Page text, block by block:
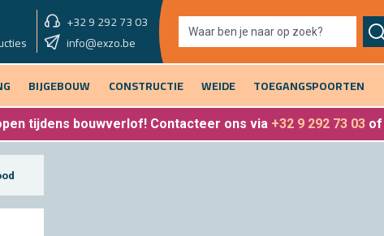
+32 9 292 73 03
showroom vandaag
info@exzo.be 9u - 12u30 & 13u30 - 17u
BIJGEBOUW CONSTRUCTIE WEIDE TOEGANGSPOORTEN
tijdens bouwverlof! Contacteer ons via +32 9 292 73 03 of